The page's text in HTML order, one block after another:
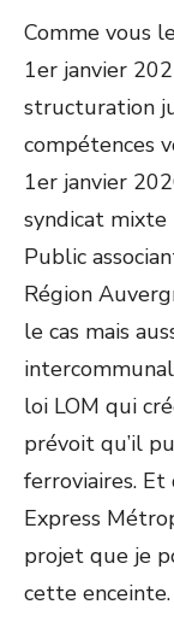
Comme vous
1er janvier
structuration
compétences
1er janvier
syndicat mixte
Public
Région
le cas mais
loi LOM qui
prévoit qu’il
ferroviaires.
Express
projet que je
cette enceinte.